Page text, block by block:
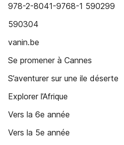
978-2-8041-9768-1 590299
590304
vanin.be
Se promener à Cannes
S’aventurer sur une ile déserte
Explorer l’Afrique
Vers la 6e année
Vers la 5e année